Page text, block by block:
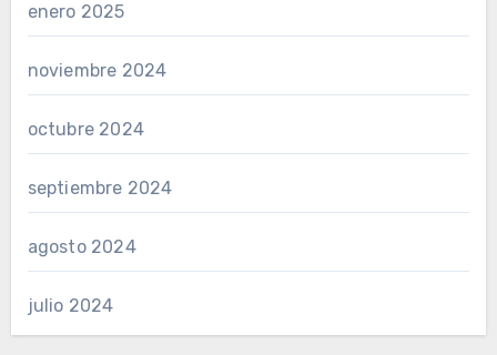
enero 2025
noviembre 2024
octubre 2024
septiembre 2024
agosto 2024
julio 2024